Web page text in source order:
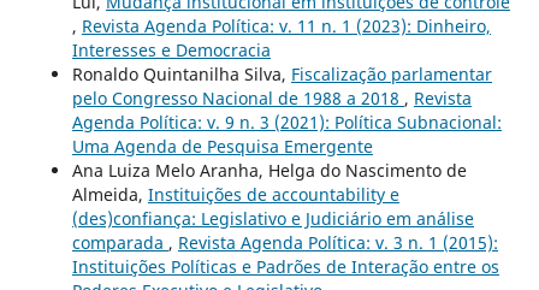
, Revista Agenda Política: v. 11 n. 1 (2023): Dinheiro,
Interesses e Democracia
Ronaldo Quintanilha Silva, Fiscalização parlamentar
pelo Congresso Nacional de 1988 a 2018 , Revista
Agenda Política: v. 9 n. 3 (2021): Política Subnacional:
Uma Agenda de Pesquisa Emergente
Ana Luiza Melo Aranha, Helga do Nascimento de
Almeida, Instituições de accountability e
(des)confiança: Legislativo e Judiciário em análise
comparada , Revista Agenda Política: v. 3 n. 1 (2015):
Instituições Políticas e Padrões de Interação entre os